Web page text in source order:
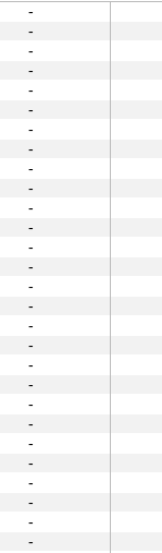
-
-
-
-
-
-
-
-
-
-
-
-
-
-
-
-
-
-
-
-
-
-
-
-
-
-
-
-